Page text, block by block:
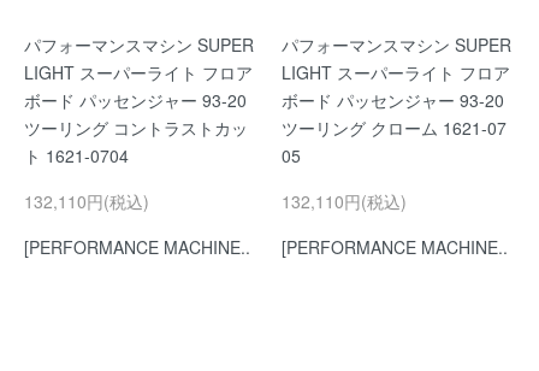
パフォーマンスマシン SUPER
LIGHT スーパーライト フロア
ボード パッセンジャー 93-20
ツーリング コントラストカッ
ト 1621-0704
132,110円(税込)
[PERFORMANCE MACHINE..
パフォーマンスマシン SUPER
LIGHT スーパーライト フロア
ボード パッセンジャー 93-20
ツーリング クローム 1621-07
05
132,110円(税込)
[PERFORMANCE MACHINE..